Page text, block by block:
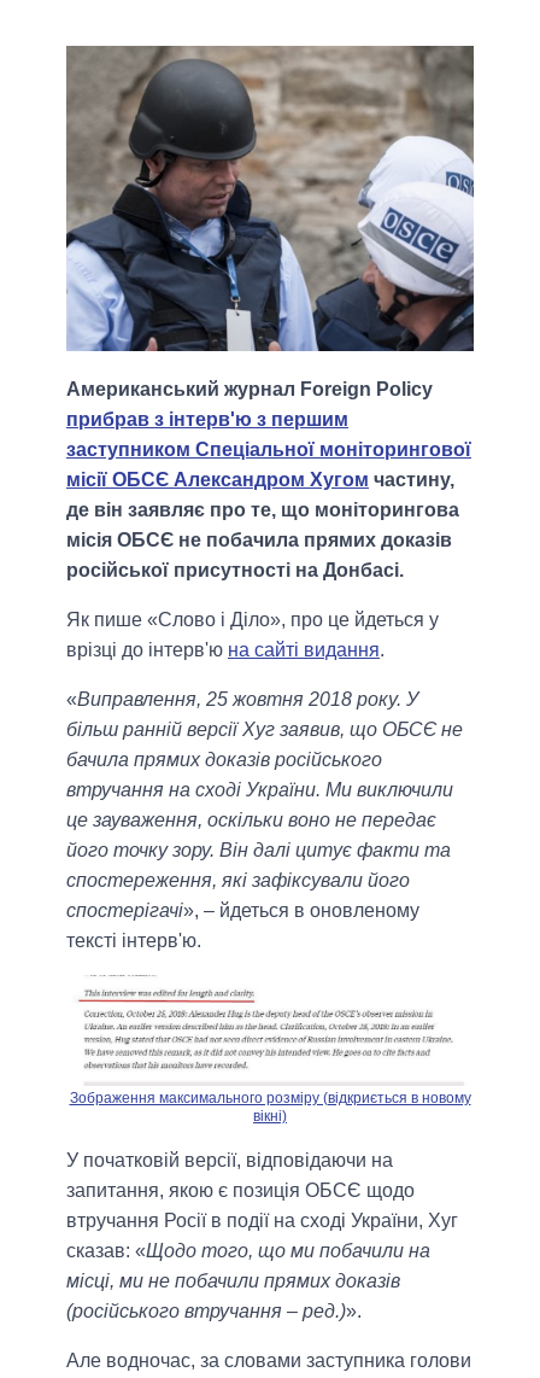
Американський журнал Foreign Policy
прибрав з інтерв'ю з першим
заступником Спеціальної моніторингової
місії ОБСЄ Александром Хугом частину,
де він заявляє про те, що моніторингова
місія ОБСЄ не побачила прямих доказів
російської присутності на Донбасі.
Як пише «Слово і Діло», про це йдеться у
врізці до інтерв'ю на сайті видання.
«Виправлення, 25 жовтня 2018 року. У
більш ранній версії Хуг заявив, що ОБСЄ не
бачила прямих доказів російського
втручання на сході України. Ми виключили
це зауваження, оскільки воно не передає
його точку зору. Він далі цитує факти та
спостереження, які зафіксували його
спостерігачі», – йдеться в оновленому
тексті інтерв'ю.
Зображення максимального розміру (відкриється в новому
вікні)
У початковій версії, відповідаючи на
запитання, якою є позиція ОБСЄ щодо
втручання Росії в події на сході України, Хуг
сказав: «Щодо того, що ми побачили на
місці, ми не побачили прямих доказів
(російського втручання – ред.)».
Але водночас, за словами заступника голови